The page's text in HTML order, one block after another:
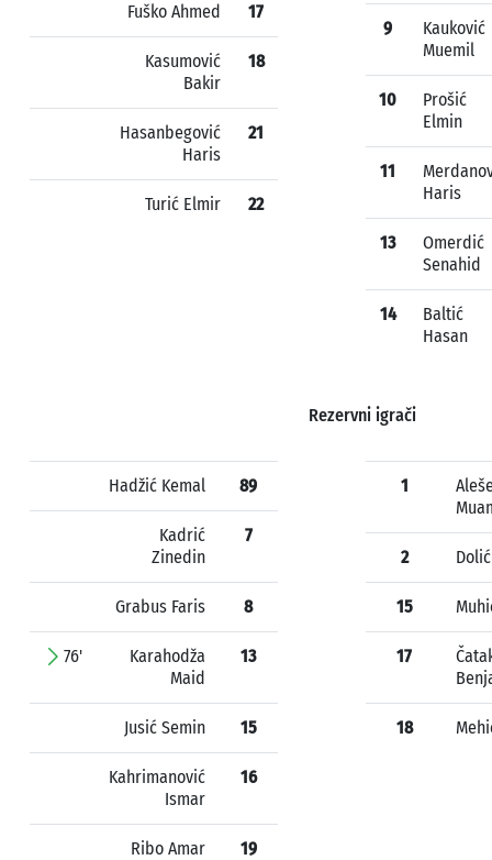
Fuško Ahmed 17
Kasumović
Bakir
18
Hasanbegović
Haris
21
Turić Elmir 22
9
Kauković
Muemil
10
Prošić
Elmin
11
Haris
13
Omerdić
Senahid
14
Baltić
Hasan
Rezervni igrači
Hadžić Kemal 89
Kadrić
Zinedin
7
Grabus Faris 8
76'
Karahodža
Maid
13
Jusić Semin 15
Kahrimanović
Ismar
16
Ribo Amar 19
1
2
15
17
18